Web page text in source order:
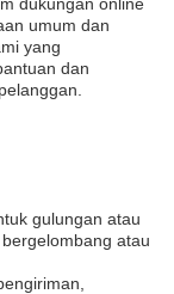
umum dan
yang
dan
gulungan atau
atau